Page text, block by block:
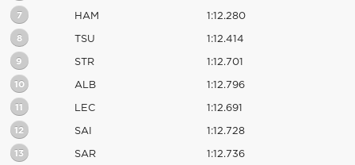
7 HAM 1:12.280
8 TSU 1:12.414
9 STR 1:12.701
10 ALB 1:12.796
11 LEC 1:12.691
12 SAI 1:12.728
13 SAR 1:12.736